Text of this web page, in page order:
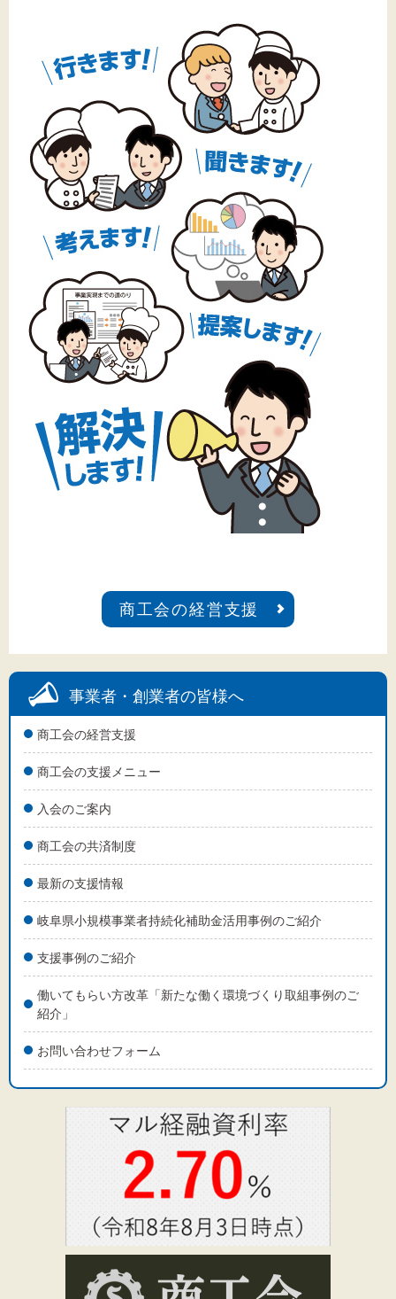
事業者・創業者の皆様へ
商工会の経営支援
商工会の支援メニュー
入会のご案内
商工会の共済制度
最新の支援情報
岐阜県小規模事業者持続化補助金活用事例のご紹介
支援事例のご紹介
働いてもらい方改革「新たな働く環境づくり取組事例のご
紹介」
お問い合わせフォーム
商工会の経営支援